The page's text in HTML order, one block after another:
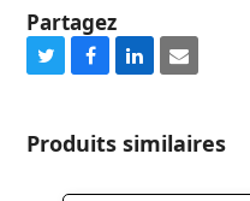
Partagez
Share
Twitter
Share
Facebook
Share
LinkedIn
Share
Email
Produits similaires